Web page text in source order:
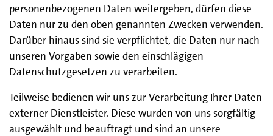
personenbezogenen Daten weitergeben, dürfen diese
Daten nur zu den oben genannten Zwecken verwenden.
Darüber hinaus sind sie verpflichtet, die Daten nur nach
unseren Vorgaben sowie den einschlägigen
Datenschutzgesetzen zu verarbeiten.
Teilweise bedienen wir uns zur Verarbeitung Ihrer Daten
externer Dienstleister. Diese wurden von uns sorgfältig
ausgewählt und beauftragt und sind an unsere